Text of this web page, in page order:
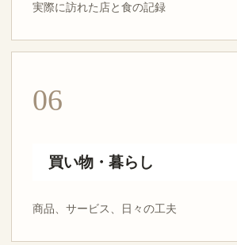
実際に訪れた店と食の記録
06
買い物・暮らし
商品、サービス、日々の工夫